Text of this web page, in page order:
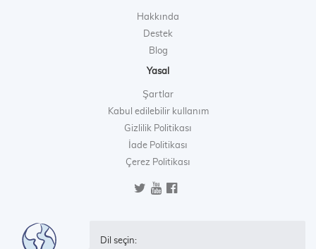
Hakkında
Destek
Blog
Yasal
Şartlar
Kabul edilebilir kullanım
Gizlilik Politikası
İade Politikası
Çerez Politikası
Dil seçin: